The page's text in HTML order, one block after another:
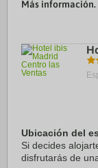
km de Parque
Más información.
Ubicación del
Si decides
disfrutarás de